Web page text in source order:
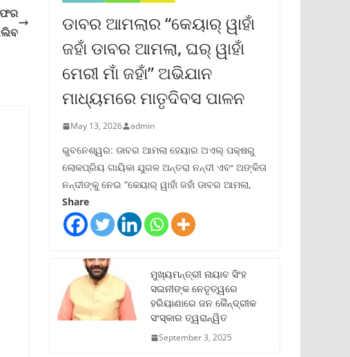
ଡାବର ଆମଲାର “କେୟାର୍ ୱାହାଁ
ଜହାଁ ଡାବର ଆମଲା, ଘର୍ ୱାହାଁ
ମେରୀ ମାଁ ଜହାଁ” ଅଭିଯାନ
ମାଧ୍ୟମରେ ମାତୃଦିବସ ପାଳନ
May 13, 2026 admin
ଭୁବନେଶ୍ୱର: ଡାବର ଆମଲା ହେୟାର ଅଏଲ୍ ପକ୍ଷରୁ
ଲୋକପ୍ରିୟ ଗାୟିକା ଯୁଗଳ ଅନ୍ତରା ନନ୍ଦୀ ଏବଂ ଅଙ୍କିତା
ନନ୍ଦୀଙ୍କୁ ନେଇ “କେୟାର୍ ୱାହାଁ ଜହାଁ ଡାବର ଆମଲା,
Share
ମୁଖ୍ୟମନ୍ତ୍ରୀ ନାୟାବ ସିଂହ
ସଇନୀଙ୍କ ନେତୃତ୍ୱରେ
ହରିୟାଣାରେ ଜନ କୈନ୍ଦ୍ରୀକ
ସଂସ୍କାର ତ୍ୱରାନ୍ୱିତ
September 3, 2025